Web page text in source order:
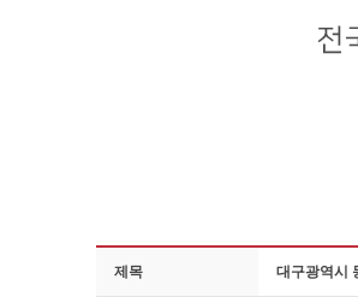
제목 대구광역시